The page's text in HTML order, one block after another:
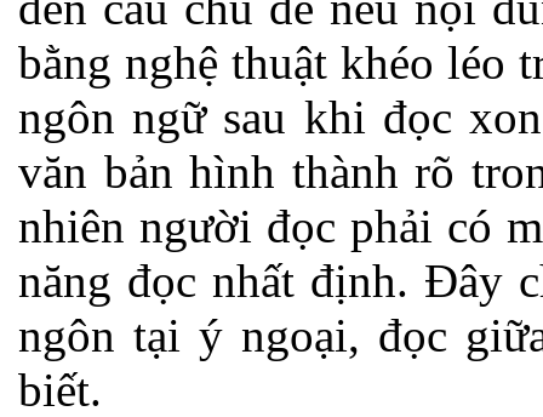
bằng nghệ thuật khéo léo
ngôn ngữ sau khi đọc
văn bản hình thành rõ
nhiên người đọc phải có
năng đọc nhất định. Đây
ngôn tại ý ngoại, đọc
biết.